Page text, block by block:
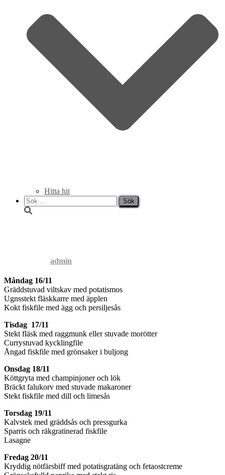
Hitta hit
Sök
efter:
admin
Måndag 16/11
Gräddstuvad viltskav med potatismos
Ugnsstekt fläskkarre med äpplen
Kokt fiskfile med ägg och persiljesås
Tisdag 17/11
Stekt fläsk med raggmunk eller stuvade morötter
Currystuvad kycklingfile
Ångad fiskfile med grönsaker i buljong
Onsdag 18/11
Köttgryta med champinjoner och lök
Bräckt falukorv med stuvade makaroner
Stekt fiskfile med dill och limesås
Torsdag 19/11
Kalvstek med gräddsås och pressgurka
Sparris och räkgratinerad fiskfile
Lasagne
Fredag 20/11
Kryddig nötfärsbiff med potatisgratäng och fetaostcreme